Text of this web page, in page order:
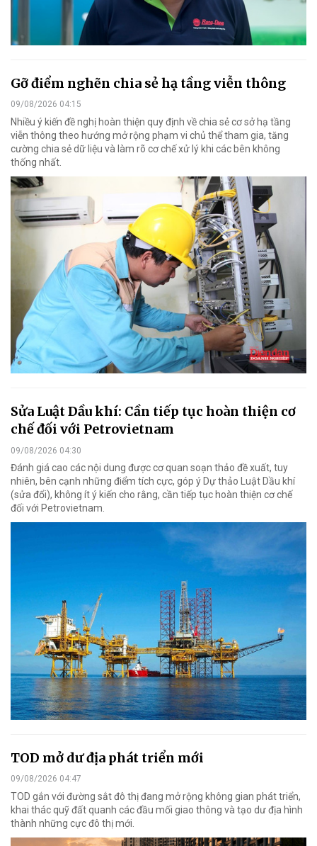
Gỡ điểm nghẽn chia sẻ hạ tầng viễn thông
09/08/2026 04:15
Nhiều ý kiến đề nghị hoàn thiện quy định về chia sẻ cơ sở hạ tầng
viễn thông theo hướng mở rộng phạm vi chủ thể tham gia, tăng
cường chia sẻ dữ liệu và làm rõ cơ chế xử lý khi các bên không
thống nhất.
Sửa Luật Dầu khí: Cần tiếp tục hoàn thiện cơ
chế đối với Petrovietnam
09/08/2026 04:30
Đánh giá cao các nội dung được cơ quan soạn thảo đề xuất, tuy
nhiên, bên cạnh những điểm tích cực, góp ý Dự thảo Luật Dầu khí
(sửa đổi), không ít ý kiến cho rằng, cần tiếp tục hoàn thiện cơ chế
đối với Petrovietnam.
TOD mở dư địa phát triển mới
09/08/2026 04:47
TOD gắn với đường sắt đô thị đang mở rộng không gian phát triển,
khai thác quỹ đất quanh các đầu mối giao thông và tạo dư địa hình
thành những cực đô thị mới.